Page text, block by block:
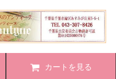
カートを見る